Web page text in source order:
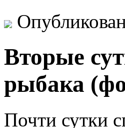
Вторые
рыбака
Почти сутки